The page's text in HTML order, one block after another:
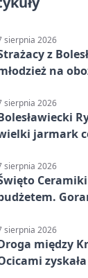
sierpnia 2026
z
na
sierpnia 2026
jarmark
sierpnia 2026
sierpnia 2026
między